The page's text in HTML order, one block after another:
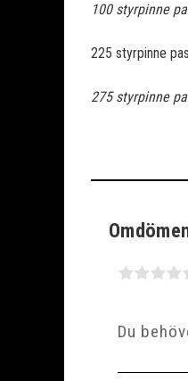
100 styrpinne
225 styrpinne
275 styrpinne